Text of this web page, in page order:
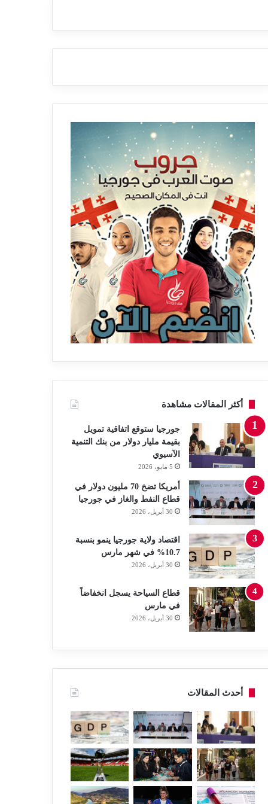
أكثر المقالات مشاهدة
جورجيا ستوقع اتفاقية تمويل
بقيمة مليار دولار من بنك التنمية
الآسيوي
5 مايو، 2026
أمريكا تضخ 70 مليون دولار في
قطاع النفط والغاز في جورجيا
30 أبريل، 2026
اقتصاد ولاية جورجيا ينمو بنسبة
10.7% في شهر مارس
30 أبريل، 2026
قطاع السياحة يسجل انخفاضاً
في مارس
30 أبريل، 2026
أحدث المقالات